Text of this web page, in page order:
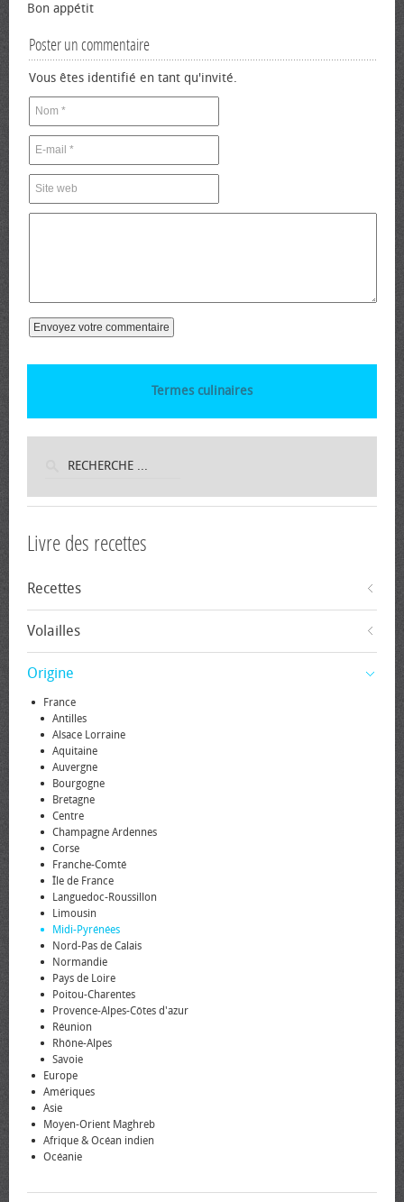
Bon appétit
Poster un commentaire
Vous êtes identifié en tant qu'invité.
Termes culinaires
Livre des recettes
Recettes
Volailles
Origine
France
Antilles
Alsace Lorraine
Aquitaine
Auvergne
Bourgogne
Bretagne
Centre
Champagne Ardennes
Corse
Franche-Comté
Île de France
Languedoc-Roussillon
Limousin
Midi-Pyrénées
Nord-Pas de Calais
Normandie
Pays de Loire
Poitou-Charentes
Provence-Alpes-Côtes d'azur
Réunion
Rhône-Alpes
Savoie
Europe
Amériques
Asie
Moyen-Orient Maghreb
Afrique & Océan indien
Océanie